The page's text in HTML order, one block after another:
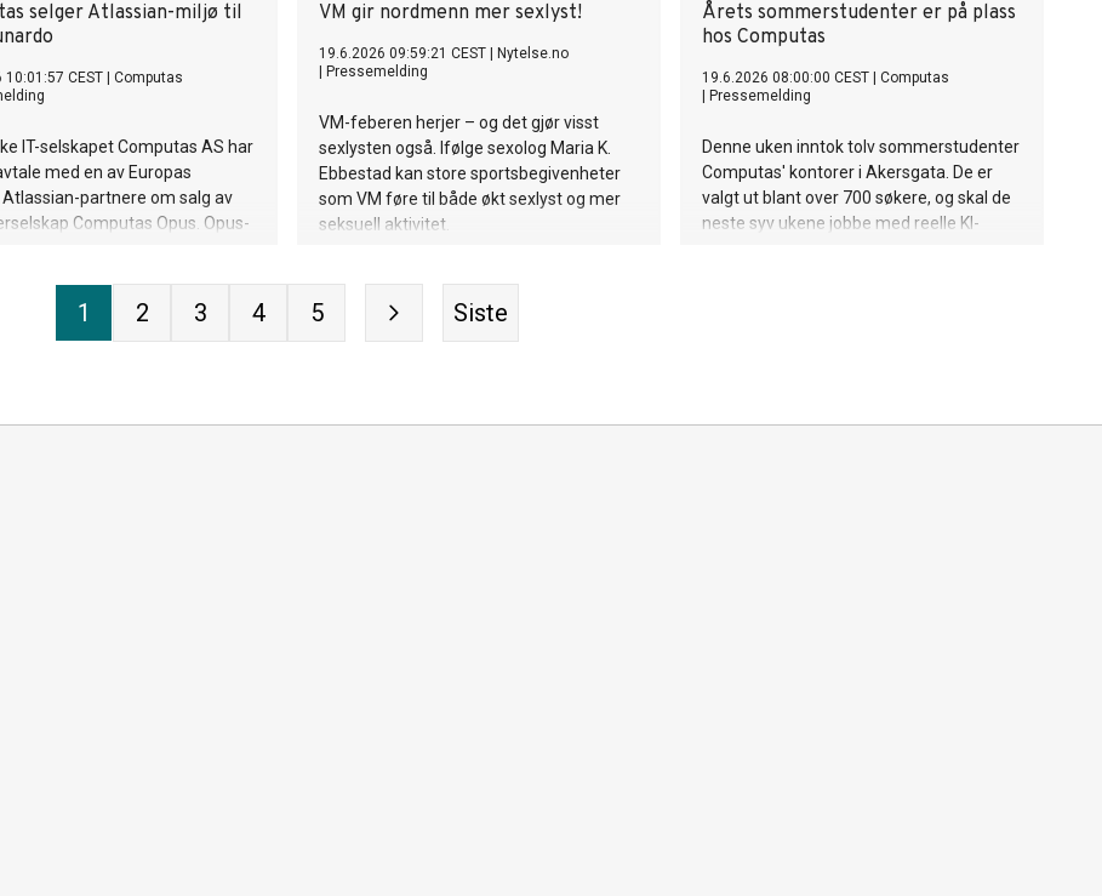
selger Atlassian-miljø til
10:01:57 CEST
Computas
IT-selskapet Computas AS har
med en av Europas
partnere om salg av
Computas Opus. Opus-
VM gir nordmenn mer sexlyst!
19.6.2026 09:59:21 CEST
Nytelse.no
Pressemelding
VM-feberen herjer – og det gjør visst
sexlysten også. Ifølge sexolog Maria K.
Ebbestad kan store sportsbegivenheter
som VM føre til både økt sexlyst og mer
seksuell aktivitet.
Årets sommerstudenter er på plass
hos Computas
19.6.2026 08:00:00 CEST
Computas
Pressemelding
Denne uken inntok tolv sommerstudenter
Computas' kontorer i Akersgata. De er
valgt ut blant over 700 søkere, og skal de
neste syv ukene jobbe med reelle KI-
1 2 3 4 5 Siste